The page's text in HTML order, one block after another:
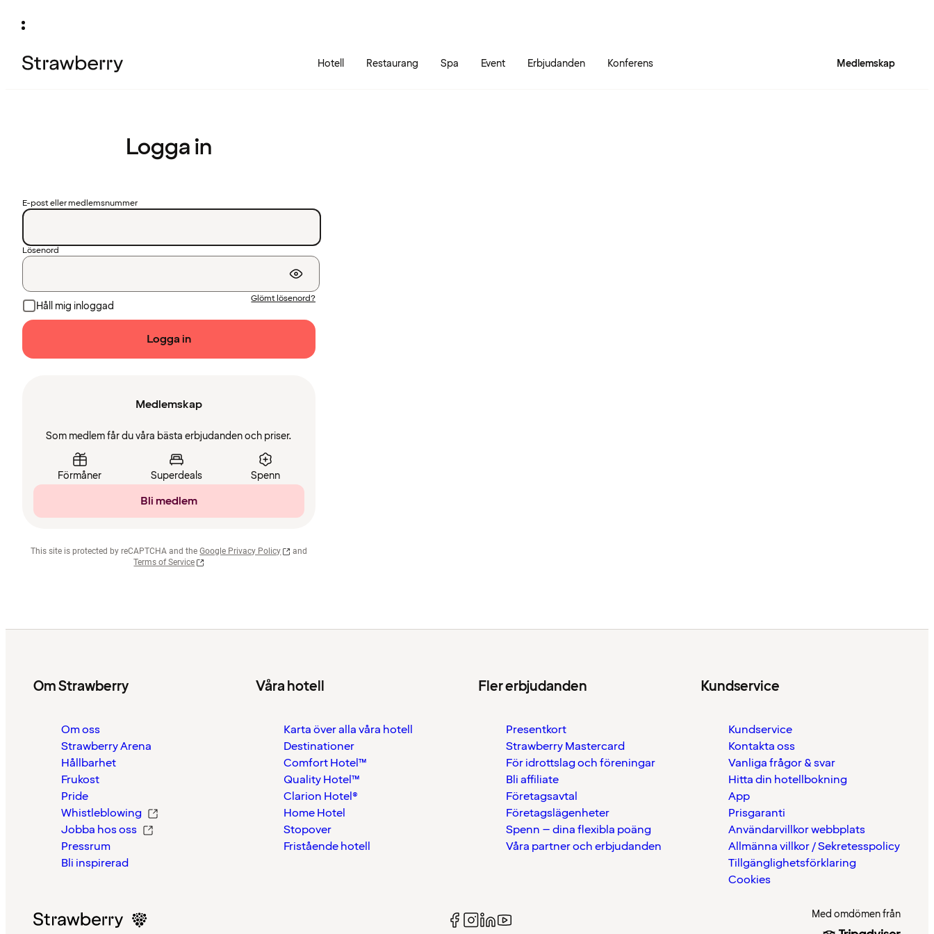
Hotell Restaurang Spa Event Erbjudanden Konferens Medlemskap
Logga in
E-post eller medlemsnummer
Lösenord
Håll mig inloggad
Glömt lösenord?
Logga in
Medlemskap
Som medlem får du våra bästa erbjudanden och priser.
Förmåner Superdeals Spenn
Bli medlem
This site is protected by reCAPTCHA and the Google Privacy Policy
and
Terms of Service
Om Strawberry
Om oss
Strawberry Arena
Hållbarhet
Frukost
Pride
Whistleblowing
Jobba hos oss
Pressrum
Bli inspirerad
Våra hotell
Karta över alla våra hotell
Destinationer
Comfort Hotel™
Quality Hotel™
Clarion Hotel®
Home Hotel
Stopover
Fristående hotell
Fler erbjudanden
Presentkort
Strawberry Mastercard
För idrottslag och föreningar
Bli affiliate
Företagsavtal
Företagslägenheter
Spenn – dina flexibla poäng
Våra partner och erbjudanden
Kundservice
Kundservice
Kontakta oss
Vanliga frågor & svar
Hitta din hotellbokning
App
Prisgaranti
Användarvillkor webbplats
Allmänna villkor / Sekretesspolicy
Tillgänglighetsförklaring
Cookies
Med omdömen från